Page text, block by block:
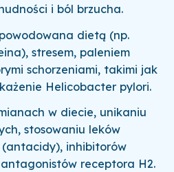
i ból brzucha.
dietą (np.
stresem, paleniem
schorzeniami, takimi jak
Helicobacter pylori.
w diecie, unikaniu
stosowaniu leków
inhibitorów
receptora H2.